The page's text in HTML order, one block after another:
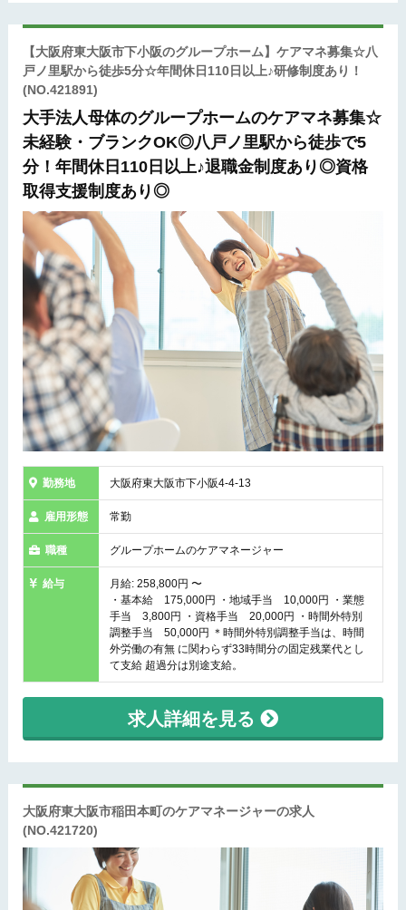
【大阪府東大阪市下小阪のグループホーム】ケアマネ募集☆八
戸ノ里駅から徒歩5分☆年間休日110日以上♪研修制度あり！
(NO.421891)
大手法人母体のグループホームのケアマネ募集☆
未経験・ブランクOK◎八戸ノ里駅から徒歩で5
分！年間休日110日以上♪退職金制度あり◎資格
取得支援制度あり◎
勤務地 大阪府東大阪市下小阪4-4-13
雇用形態 常勤
職種 グループホームのケアマネージャー
給与
月給: 258,800円 〜
・基本給 175,000円 ・地域手当 10,000円 ・業態
手当 3,800円 ・資格手当 20,000円 ・時間外特別
調整手当 50,000円 ＊時間外特別調整手当は、時間
外労働の有無 に関わらず33時間分の固定残業代とし
て支給 超過分は別途支給。
求人詳細を見る
大阪府東大阪市稲田本町のケアマネージャーの求人
(NO.421720)